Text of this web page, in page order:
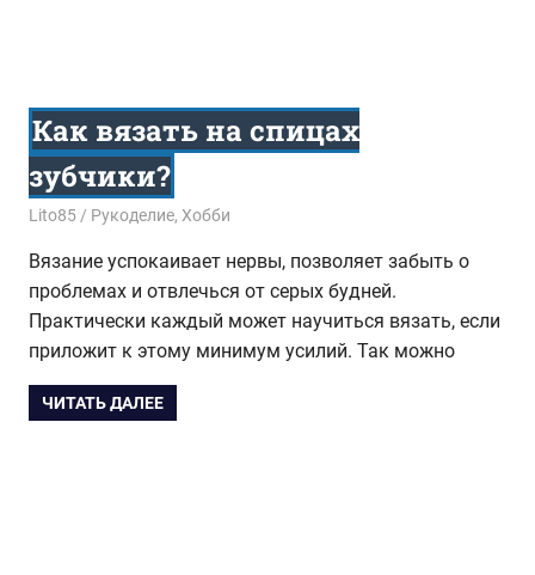
Как вязать на спицах
зубчики?
14.07.2017
Lito85 Рукоделие, Хобби
Вязание успокаивает нервы, позволяет забыть о
проблемах и отвлечься от серых будней.
Практически каждый может научиться вязать, если
приложит к этому минимум усилий. Так можно
ЧИТАТЬ ДАЛЕЕ